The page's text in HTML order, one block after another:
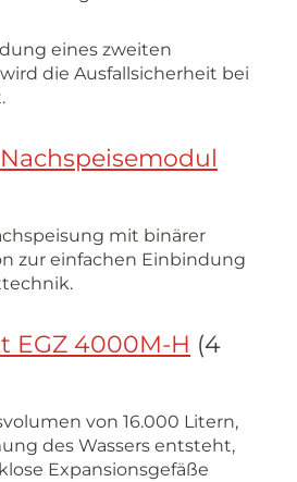
eines zweiten
die Ausfallsicherheit bei
mit binärer
zur einfachen Einbindung
EGZ 4000M-H (4
von 16.000 Litern,
des Wassers entsteht,
Expansionsgefäße